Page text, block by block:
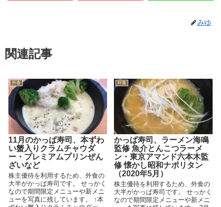
みゆ
関連記事
外食
11月のかっぱ寿司、本ずわ
い蟹入りクラムチャウダ
ー・プレミアムプリンぜん
ざいなど
株主優待を利用するため、外食の
大半がかっぱ寿司です。 せっかく
なので期間限定メニューや新メニ
ューを写真に残しています。 ↑本
外食
かっぱ寿司、ラーメン海鳴
監修 魚介とんこつラーメ
ン・東京アマンド六本木監
修 懐かし昭和ナポリタン
（2020年5月）
株主優待を利用するため、外食の
大半がかっぱ寿司です。 せっかく
なので期間限定メニューや新メニ